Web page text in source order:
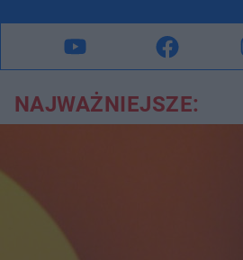
NAJWAŻNIEJSZE: